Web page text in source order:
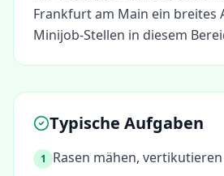
Frankfurt am Main ein breites
Minijob-Stellen in diesem
Typische Aufgaben
1 Rasen mähen,